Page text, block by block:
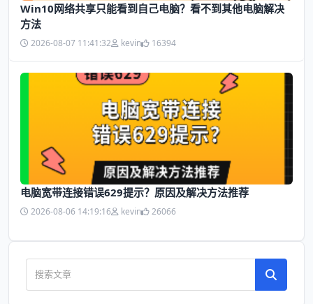
Win10网络共享只能看到自己电脑？看不到其他电脑解决
方法
2026-08-07 11:41:32 kevin 16394
电脑宽带连接错误629提示？原因及解决方法推荐
2026-08-06 14:19:16 kevin 26066